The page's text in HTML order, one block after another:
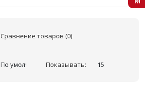
Сравнение товаров (0)
Показывать: